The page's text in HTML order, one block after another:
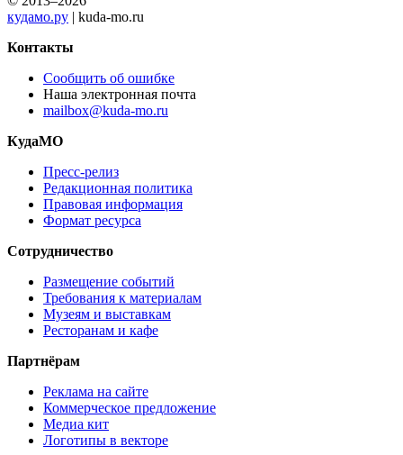
кудамо.ру | kuda-mo.ru
Контакты
Сообщить об ошибке
Наша электронная почта
mailbox@kuda-mo.ru
КудаМО
Пресс-релиз
Редакционная политика
Правовая информация
Формат ресурса
Сотрудничество
Размещение событий
Требования к материалам
Музеям и выставкам
Ресторанам и кафе
Партнёрам
Реклама на сайте
Коммерческое предложение
Медиа кит
Логотипы в векторе